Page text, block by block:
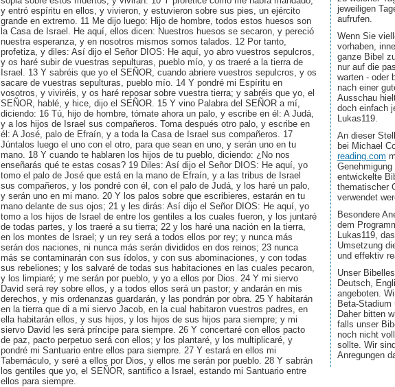
y entró espíritu en ellos, y vivieron, y estuvieron sobre sus pies, un ejército
grande en extremo. 11 Me dijo luego: Hijo de hombre, todos estos huesos son
la Casa de Israel. He aquí, ellos dicen: Nuestros huesos se secaron, y pereció
nuestra esperanza, y en nosotros mismos somos talados. 12 Por tanto,
profetiza, y diles: Así dijo el Señor DIOS: He aquí, yo abro vuestros sepulcros,
y os haré subir de vuestras sepulturas, pueblo mío, y os traeré a la tierra de
Israel. 13 Y sabréis que yo el SEÑOR, cuando abriere vuestros sepulcros, y os
sacare de vuestras sepulturas, pueblo mío. 14 Y pondré mi Espíritu en
vosotros, y viviréis, y os haré reposar sobre vuestra tierra; y sabréis que yo, el
SEÑOR, hablé, y hice, dijo el SEÑOR. 15 Y vino Palabra del SEÑOR a mí,
diciendo: 16 Tú, hijo de hombre, tómate ahora un palo, y escribe en él: A Judá,
y a los hijos de Israel sus compañeros. Toma después otro palo, y escribe en
él: A José, palo de Efraín, y a toda la Casa de Israel sus compañeros. 17
Júntalos luego el uno con el otro, para que sean en uno, y serán uno en tu
mano. 18 Y cuando te hablaren los hijos de tu pueblo, diciendo: ¿No nos
enseñarás qué te estas cosas? 19 Diles: Así dijo el Señor DIOS: He aquí, yo
tomo el palo de José que está en la mano de Efraín, y a las tribus de Israel
sus compañeros, y los pondré con él, con el palo de Judá, y los haré un palo,
y serán uno en mi mano. 20 Y los palos sobre que escribieres, estarán en tu
mano delante de sus ojos; 21 y les dirás: Así dijo el Señor DIOS: He aquí, yo
tomo a los hijos de Israel de entre los gentiles a los cuales fueron, y los juntaré
de todas partes, y los traeré a su tierra; 22 y los haré una nación en la tierra,
en los montes de Israel; y un rey será a todos ellos por rey; y nunca más
serán dos naciones, ni nunca más serán divididos en dos reinos; 23 nunca
más se contaminarán con sus ídolos, y con sus abominaciones, y con todas
sus rebeliones; y los salvaré de todas sus habitaciones en las cuales pecaron,
y los limpiaré; y me serán por pueblo, y yo a ellos por Dios. 24 Y mi siervo
David será rey sobre ellos, y a todos ellos será un pastor; y andarán en mis
derechos, y mis ordenanzas guardarán, y las pondrán por obra. 25 Y habitarán
en la tierra que di a mi siervo Jacob, en la cual habitaron vuestros padres, en
ella habitarán ellos, y sus hijos, y los hijos de sus hijos para siempre; y mi
siervo David les será príncipe para siempre. 26 Y concertaré con ellos pacto
de paz, pacto perpetuo será con ellos; y los plantaré, y los multiplicaré, y
pondré mi Santuario entre ellos para siempre. 27 Y estará en ellos mi
Tabernáculo, y seré a ellos por Dios, y ellos me serán por pueblo. 28 Y sabrán
los gentiles que yo, el SEÑOR, santifico a Israel, estando mi Santuario entre
ellos para siempre.
jeweiligen
aufrufen.
Wenn Sie
vorhaben,
ganze Bibel
nur auf die
warten - oder
nach einer
Ausschau
doch einfach
Lukas119.
An dieser
bei Michael
reading.com
entwickelte
thematischer
verwendet
Besondere
dem
Lukas119,
Umsetzung
und effektiv
Unser
Deutsch,
angeboten.
Beta-Stadium
Daher bitten
falls unser
noch nicht
sollte. Wir
Anregungen